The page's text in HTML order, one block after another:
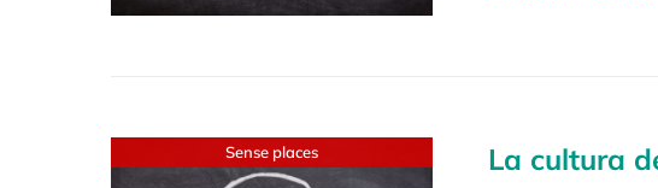
Sense places La cultura